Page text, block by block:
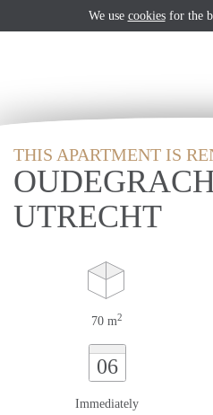
THIS APARTMENT IS
UTRECHT
70 m2
06
Immediately
We use cookiesfor the